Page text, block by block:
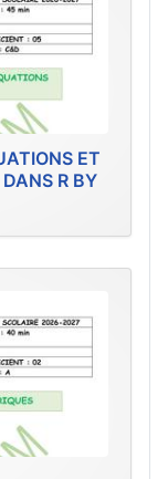
ET
R BY